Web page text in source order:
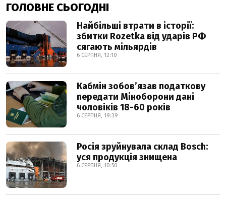
ГОЛОВНЕ СЬОГОДНІ
Найбільші втрати в історії:
збитки Rozetka від ударів РФ
сягають мільярдів
6 СЕРПНЯ, 12:10
Кабмін зобовʼязав податкову
передати Міноборони дані
чоловіків 18-60 років
6 СЕРПНЯ, 19:39
Росія зруйнувала склад Bosch:
уся продукція знищена
6 СЕРПНЯ, 10:50